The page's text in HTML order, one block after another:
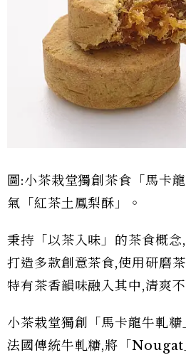
圖:小茶栽堂獨創茶食「馬卡
氣「紅茶土鳳梨酥」。
秉持「以茶入味」的茶食概
打造多款創意茶食,使用研磨
特有茶香韻味融入其中,清爽不
小茶栽堂獨創「馬卡龍牛軋
法國傳統牛軋糖,將「Nougat